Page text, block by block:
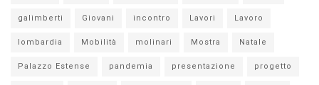
galimberti Giovani incontro Lavori Lavoro
lombardia Mobilità molinari Mostra Natale
Palazzo Estense pandemia presentazione progetto